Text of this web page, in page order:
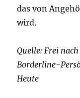
das von
wird.
Quelle: Frei
Borderline-
Heute